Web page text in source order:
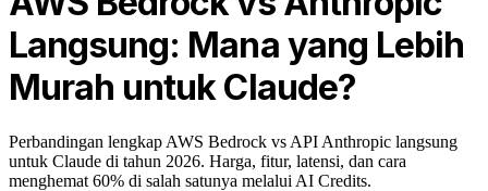
Langsung: Mana yang Lebih
Murah untuk Claude?
Perbandingan lengkap AWS Bedrock vs API Anthropic langsung
untuk Claude di tahun 2026. Harga, fitur, latensi, dan cara
menghemat 60% di salah satunya melalui AI Credits.